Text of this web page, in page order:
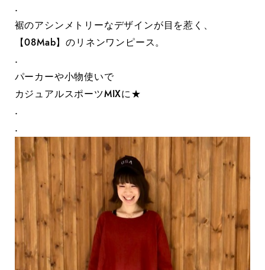
.
裾のアシンメトリーなデザインが目を惹く、
【08Mab】のリネンワンピース。
.
パーカーや小物使いで
カジュアルスポーツMIXに★
.
.